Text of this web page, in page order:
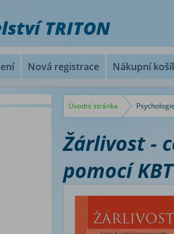
TRITON
Nová registrace Nákupní
Úvodní stránka
Žárlivost -
pomocí KBT